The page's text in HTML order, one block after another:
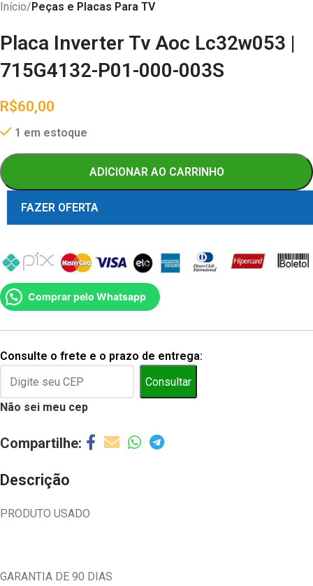
Início Peças e Placas Para TV
Placa Inverter Tv Aoc Lc32w053 |
715G4132-P01-000-003S
R$60,00
1 em estoque
ADICIONAR AO CARRINHO
FAZER OFERTA
Comprar pelo Whatsapp
Consulte o frete e o prazo de entrega:
Consultar
Não sei meu cep
Descrição
PRODUTO USADO
GARANTIA DE 90 DIAS